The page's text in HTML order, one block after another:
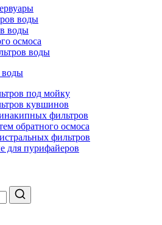
воды
воды
осмоса
воды
воды
под мойку
кувшинов
фильтров
обратного осмоса
фильтров
для пурифайеров